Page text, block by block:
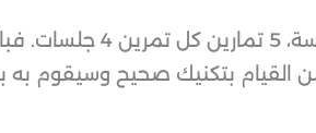
تخيل أن هذا الشخص قام
القيام بتكنيك صحيح وسيقوم به